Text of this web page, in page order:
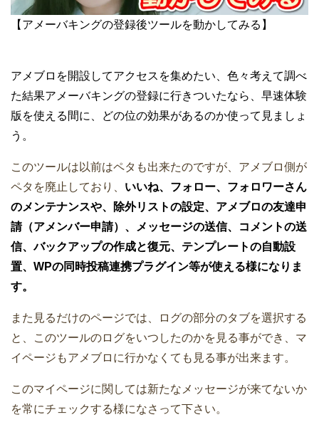
【アメーバキングの登録後ツールを動かしてみる】
アメブロを開設してアクセスを集めたい、色々考えて調べ
た結果アメーバキングの登録に行きついたなら、早速体験
版を使える間に、どの位の効果があるのか使って見ましょ
う。
このツールは以前はペタも出来たのですが、アメブロ側が
ペタを廃止しており、 いいね、フォロー、フォロワーさん
のメンテナンスや、除外リストの設定、アメブロの友達申
請（アメンバー申請）、メッセージの送信、コメントの送
信、バックアップの作成と復元、テンプレートの自動設
置、WPの同時投稿連携プラグイン等が使える様になりま
す。
また見るだけのページでは、ログの部分のタブを選択する
と、このツールのログをいつしたのかを見る事ができ、マ
イページもアメブロに行かなくても見る事が出来ます。
このマイページに関しては新たなメッセージが来てないか
を常にチェックする様になさって下さい。